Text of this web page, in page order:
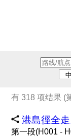
有 318 项结果 (
港島徑全
第一段(H001 -